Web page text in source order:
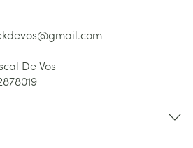
gmail.com
De Vos